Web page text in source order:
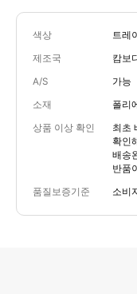
색상 트레
제조국 캄보
A/S 가능
소재 폴리
상품 이상 확인
최초
확인
배송
반품
품질보증기준 소비